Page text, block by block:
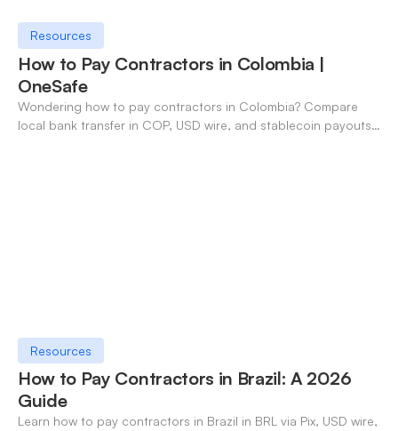
Resources
How to Pay Contractors in Colombia |
OneSafe
Wondering how to pay contractors in Colombia? Compare
local bank transfer in COP, USD wire, and stablecoin payouts.
Resources
How to Pay Contractors in Brazil: A 2026
Guide
Learn how to pay contractors in Brazil in BRL via Pix, USD wire,